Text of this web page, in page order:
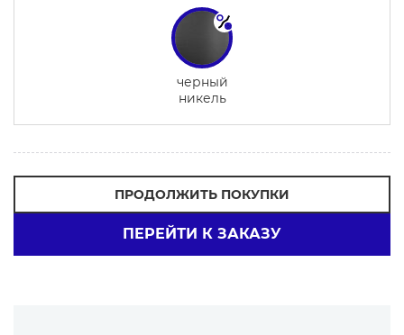
черный
никель
ПРОДОЛЖИТЬ ПОКУПКИ
ПЕРЕЙТИ К ЗАКАЗУ